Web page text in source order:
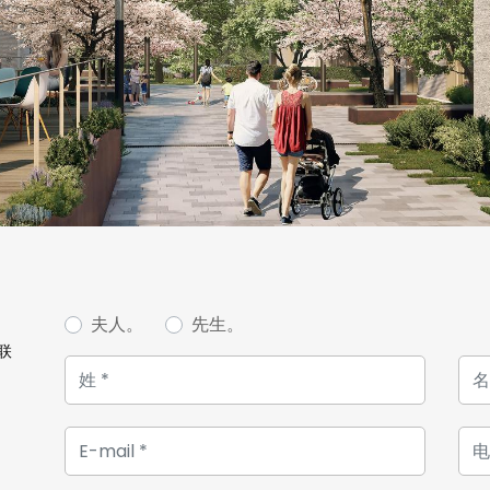
Situé au sein d'un parc
architecte paysagiste, cet
piétons et dispose d'une
emplacements propices
L'emplacement
permet d'allier vie
écrin de verdure. Elle
animé composé d'une
Images de synthèse non
Prix affiché TTC 3% sous
administrations
夫人。 先生。